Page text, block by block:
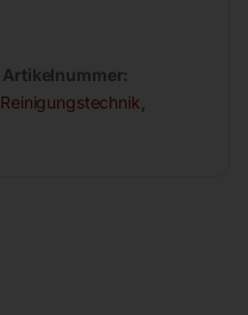
Artikelnummer:
Reinigungstechnik